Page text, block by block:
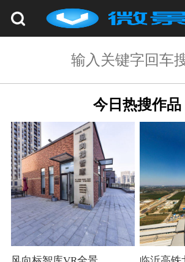
今日热搜作品